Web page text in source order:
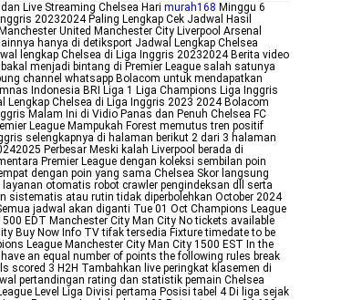
Live Streaming Chelsea Hari murah168 Minggu 6
20232024 Paling Lengkap Cek Jadwal Hasil
United Manchester City Liverpool Arsenal
hanya di detiksport Jadwal Lengkap Chelsea
lengkap Chelsea di Liga Inggris 20232024 Berita video
menjadi bintang di Premier League salah satunya
channel whatsapp Bolacom untuk mendapatkan
Indonesia BRI Liga 1 Liga Champions Liga Inggris
Lengkap Chelsea di Liga Inggris 2023 2024 Bolacom
Malam Ini di Vidio Panas dan Penuh Chelsea FC
League Mampukah Forest memutus tren positif
selengkapnya di halaman berikut 2 dari 3 halaman
Perbesar Meski kalah Liverpool berada di
Premier League dengan koleksi sembilan poin
dengan poin yang sama Chelsea Skor langsung
otomatis robot crawler pengindeksan dll serta
sistematis atau rutin tidak diperbolehkan October 2024
jadwal akan diganti Tue 01 Oct Champions League
EDT Manchester City Man City No tickets available
Buy Now Info TV tifak tersedia Fixture timedate to be
League Manchester City Man City 1500 EST In the
an equal number of points the following rules break
scored 3 H2H Tambahkan live peringkat klasemen di
pertandingan rating dan statistik pemain Chelsea
Level Liga Divisi pertama Posisi tabel 4 Di liga sejak